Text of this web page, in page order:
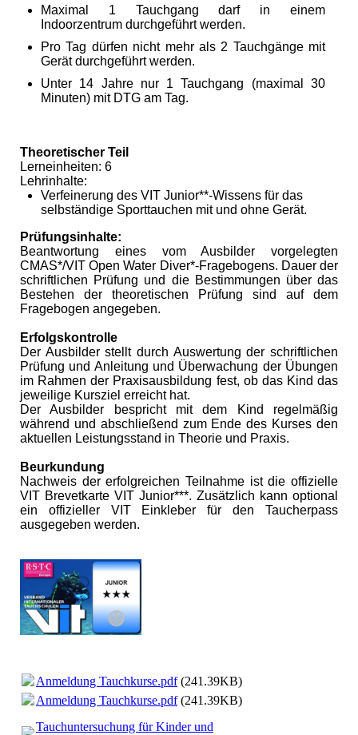
Maximal 1 Tauchgang darf in einem
Indoorzentrum durchgeführt werden.
Pro Tag dürfen nicht mehr als 2 Tauchgänge mit
Gerät durchgeführt werden.
Unter 14 Jahre nur 1 Tauchgang (maximal 30
Minuten) mit DTG am Tag.
Theoretischer Teil
Lerneinheiten: 6
Lehrinhalte:
Verfeinerung des VIT Junior**-Wissens für das
selbständige Sporttauchen mit und ohne Gerät.
Prüfungsinhalte:
Beantwortung eines vom Ausbilder vorgelegten
CMAS*/VIT Open Water Diver*-Fragebogens. Dauer der
schriftlichen Prüfung und die Bestimmungen über das
Bestehen der theoretischen Prüfung sind auf dem
Fragebogen angegeben.
Erfolgskontrolle
Der Ausbilder stellt durch Auswertung der schriftlichen
Prüfung und Anleitung und Überwachung der Übungen
im Rahmen der Praxisausbildung fest, ob das Kind das
jeweilige Kursziel erreicht hat.
Der Ausbilder bespricht mit dem Kind regelmäßig
während und abschließend zum Ende des Kurses den
aktuellen Leistungsstand in Theorie und Praxis.
Beurkundung
Nachweis der erfolgreichen Teilnahme ist die offizielle
VIT Brevetkarte VIT Junior***. Zusätzlich kann optional
ein offizieller VIT Einkleber für den Taucherpass
ausgegeben werden.
Anmeldung Tauchkurse.pdf(241.39KB)
Anmeldung Tauchkurse.pdf(241.39KB)
Tauchuntersuchung für Kinder und